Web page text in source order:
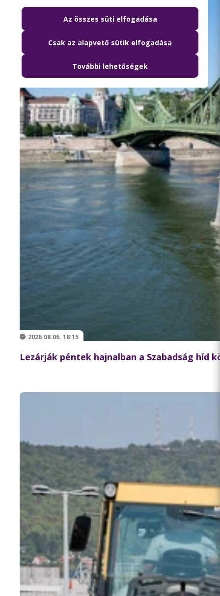
2026.08.06. 18:15
Lezárják péntek hajnalban a Szabadság híd
Az összes süti elfogadása
Csak az alapvető sütik elfogadása
További lehetőségek